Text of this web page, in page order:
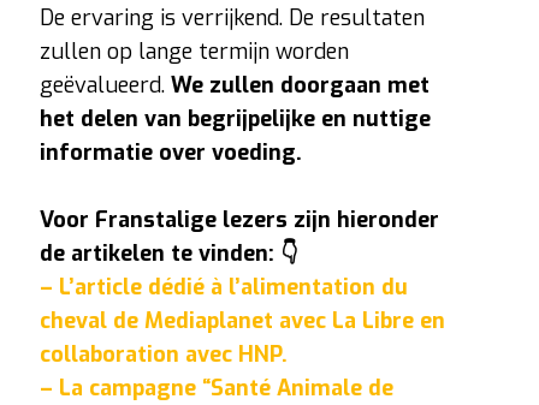
De ervaring is verrijkend. De resultaten
zullen op lange termijn worden
geëvalueerd.We zullen doorgaan met
het delen van begrijpelijke en nuttige
informatie over voeding.
Voor Franstalige lezers zijn hieronder
de artikelen te vinden: 👇
– L’article dédié à l’alimentation du
cheval de Mediaplanet avec La Libre en
collaboration avec HNP.
– La campagne “Santé Animale de